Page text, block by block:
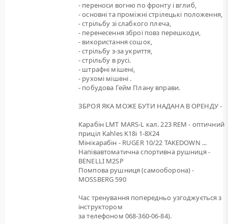
- переноси вогню по фронту і вглиб,
- основні та проміжні стрілецькі положення,
- стрільбу зі слабкого плеча,
- перенесення зброї повз перешкоди,
- використання сошок,
- стрільбу з-за укриття,
- стрільбу в русі.
- штрафні мішені,
- рухомі мішені .
- побудова Гейм Плану вправи.
ЗБРОЯ ЯКА МОЖЕ БУТИ НАДАНА В ОРЕНДУ -
Карабін LMT MARS-L кал. 223 REM - оптичний
приціл Kahles K18i 1-8X24
Мінікарабін - RUGER 10/22 TAKEDOWN ...
Напівавтоматична спортивна рушниця -
BENELLI M2SP
Помпова рушниця (самооборона) -
MOSSBERG 590
Час тренування попередньо узгоджується з
інструктором
за телефоном 068-360-06-84).